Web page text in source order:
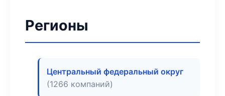
Регионы
Центральный федеральный округ
(1266 компаний)